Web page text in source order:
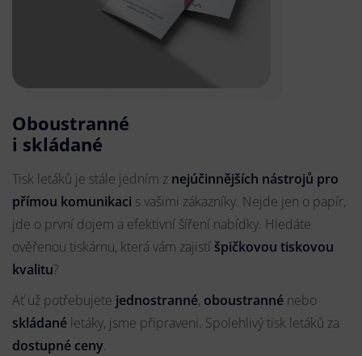
Oboustranné
i skládané
Tisk letáků je stále jedním z nejúčinnějších nástrojů pro
přímou komunikaci s vašimi zákazníky. Nejde jen o papír,
jde o první dojem a efektivní šíření nabídky. Hledáte
ověřenou tiskárnu, která vám zajistí špičkovou tiskovou
kvalitu?
Ať už potřebujete jednostranné, oboustranné nebo
skládané letáky, jsme připraveni. Spolehlivý tisk letáků za
dostupné ceny.